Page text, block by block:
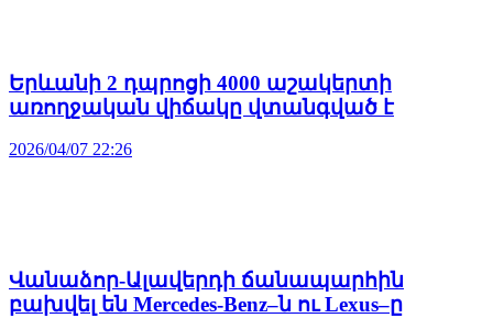
Երևանի 2 դպրոցի 4000 աշակերտի
առողջական վիճակը վտանգված է
2026/04/07 22:26
Վանաձոր-Ալավերդի ճանապարհին
բախվել են Mercedes-Benz–ն ու Lexus–ը